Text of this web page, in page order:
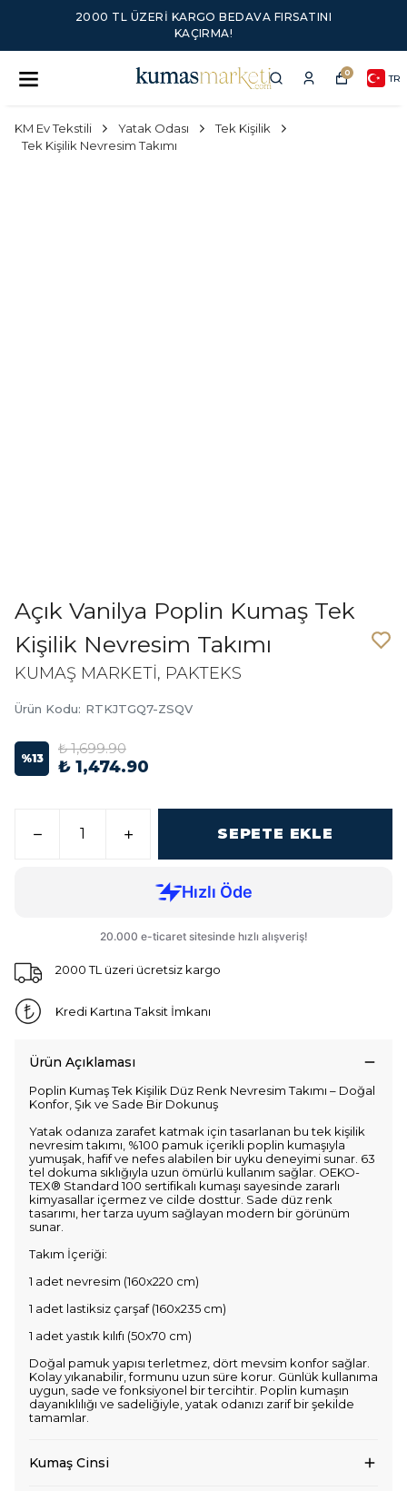
2000 TL ÜZERI KARGO BEDAVA FIRSATINI
KAÇIRMA!
0 TR
KM Ev Tekstili Yatak Odası
Tek Kişilik
Tek Kişilik Nevresim Takımı
Açık Vanilya Poplin Kumaş Tek
Kişilik Nevresim Takımı
KUMAŞ MARKETİ, PAKTEKS
Ürün Kodu: RTKJTGQ7-ZSQV
%13
₺ 1,699.90
₺ 1,474.90
SEPETE EKLE
2000 TL üzeri ücretsiz kargo
Kredi Kartına Taksit İmkanı
Ürün Açıklaması
Poplin Kumaş Tek Kişilik Düz Renk Nevresim Takımı – Doğal
Konfor, Şık ve Sade Bir Dokunuş
Yatak odanıza zarafet katmak için tasarlanan bu tek kişilik
nevresim takımı, %100 pamuk içerikli poplin kumaşıyla
yumuşak, hafif ve nefes alabilen bir uyku deneyimi sunar. 63
tel dokuma sıklığıyla uzun ömürlü kullanım sağlar. OEKO-
TEX® Standard 100 sertifikalı kumaşı sayesinde zararlı
kimyasallar içermez ve cilde dosttur. Sade düz renk
tasarımı, her tarza uyum sağlayan modern bir görünüm
sunar.
Takım İçeriği:
1 adet nevresim (160x220 cm)
1 adet lastiksiz çarşaf (160x235 cm)
1 adet yastık kılıfı (50x70 cm)
Doğal pamuk yapısı terletmez, dört mevsim konfor sağlar.
Kolay yıkanabilir, formunu uzun süre korur. Günlük kullanıma
uygun, sade ve fonksiyonel bir tercihtir. Poplin kumaşın
dayanıklılığı ve sadeliğiyle, yatak odanızı zarif bir şekilde
tamamlar.
Kumaş Cinsi